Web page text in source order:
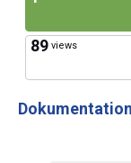
89 views